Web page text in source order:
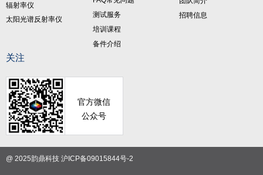
辐射率仪
太阳光谱反射率仪
测试服务
培训课程
备件介绍
招聘信息
关注
官方微信
公众号
@ 2025韵鼎科技 沪ICP备09015844号-2